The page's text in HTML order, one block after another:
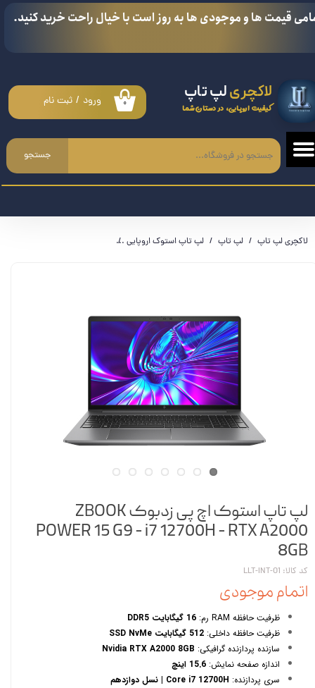
لاکچریلپ تاپ
کیفیت اروپایی، در دستان شما
جستجو
۰ ورود / ثبت نام
حساب کاربری من
سفارشات
خروج از حساب کاربری
قیمت ها و موجودی ها به روز است با خیال راحت خرید کنید.
لاکچری لپ تاپ لپ تاپ لپ تاپ استوک اروپایی
لپ تاپ استوک اچ پی زدبوک ZBOOK
POWER 15 G9 - i7 12700H - RTX A2000
8GB
کد کالا: LLT-INT-O1
اتمام موجودی
ظرفیت حافظه RAM رم:
ظرفیت حافظه داخلی: 512 گیگابایت SSD NvMe
سازنده پردازنده گرافیکی: Nvidia RTX A2000 8GB
اندازه صفحه نمایش: 15.6 اینچ
سری پردازنده: Core i7 12700H | نسل دوازدهم